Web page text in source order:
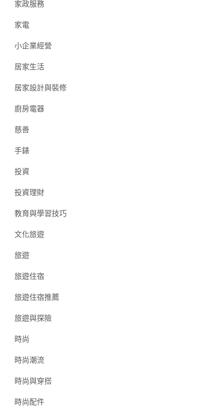
家政服務
家電
小企業經營
居家生活
居家設計與裝修
廚房電器
慈善
手錶
投資
投資理財
教育與學習技巧
文化旅遊
旅遊
旅遊住宿
旅遊住宿推薦
旅遊與探險
時尚
時尚潮流
時尚與穿搭
時尚配件